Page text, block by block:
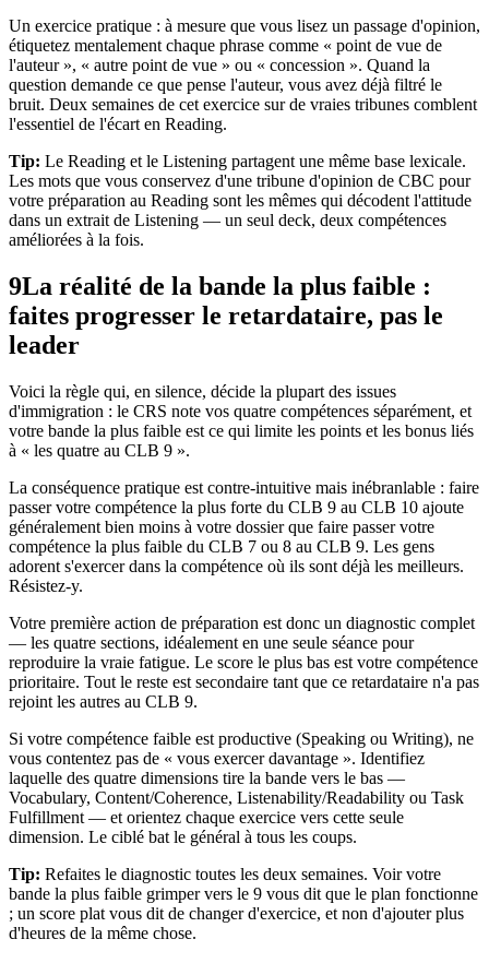
Un exercice pratique : à mesure que vous lisez un passage d'opinion,
étiquetez mentalement chaque phrase comme « point de vue de
l'auteur », « autre point de vue » ou « concession ». Quand la
question demande ce que pense l'auteur, vous avez déjà filtré le
bruit. Deux semaines de cet exercice sur de vraies tribunes comblent
l'essentiel de l'écart en Reading.
Tip: Le Reading et le Listening partagent une même base lexicale.
Les mots que vous conservez d'une tribune d'opinion de CBC pour
votre préparation au Reading sont les mêmes qui décodent l'attitude
dans un extrait de Listening — un seul deck, deux compétences
améliorées à la fois.
9La réalité de la bande la plus faible :
faites progresser le retardataire, pas le
leader
Voici la règle qui, en silence, décide la plupart des issues
d'immigration : le CRS note vos quatre compétences séparément, et
votre bande la plus faible est ce qui limite les points et les bonus liés
à « les quatre au CLB 9 ».
La conséquence pratique est contre-intuitive mais inébranlable : faire
passer votre compétence la plus forte du CLB 9 au CLB 10 ajoute
généralement bien moins à votre dossier que faire passer votre
compétence la plus faible du CLB 7 ou 8 au CLB 9. Les gens
adorent s'exercer dans la compétence où ils sont déjà les meilleurs.
Résistez-y.
Votre première action de préparation est donc un diagnostic complet
— les quatre sections, idéalement en une seule séance pour
reproduire la vraie fatigue. Le score le plus bas est votre compétence
prioritaire. Tout le reste est secondaire tant que ce retardataire n'a pas
rejoint les autres au CLB 9.
Si votre compétence faible est productive (Speaking ou Writing), ne
vous contentez pas de « vous exercer davantage ». Identifiez
laquelle des quatre dimensions tire la bande vers le bas —
Vocabulary, Content/Coherence, Listenability/Readability ou Task
Fulfillment — et orientez chaque exercice vers cette seule
dimension. Le ciblé bat le général à tous les coups.
Tip: Refaites le diagnostic toutes les deux semaines. Voir votre
bande la plus faible grimper vers le 9 vous dit que le plan fonctionne
; un score plat vous dit de changer d'exercice, et non d'ajouter plus
d'heures de la même chose.